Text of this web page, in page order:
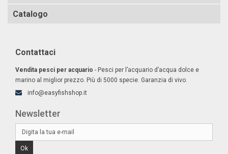
Catalogo
Contattaci
Vendita pesci per acquario - Pesci per l’acquario d’acqua dolce e
marino al miglior prezzo. Più di 5000 specie. Garanzia di vivo.
info@easyfishshop.it
Newsletter
Ok